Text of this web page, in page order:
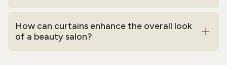
How can curtains enhance the overall look
of a beauty salon?